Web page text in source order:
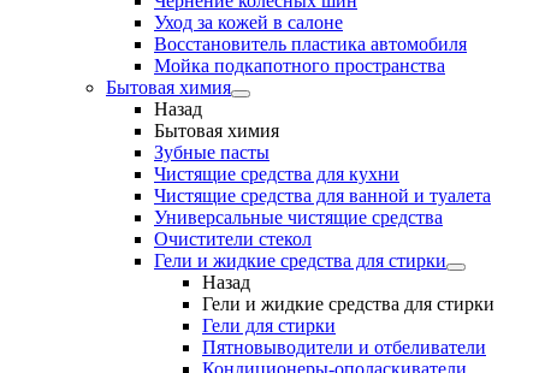
Уход за кожей в салоне
Восстановитель пластика автомобиля
Мойка подкапотного пространства
Бытовая химия
Назад
Бытовая химия
Зубные пасты
Чистящие средства для кухни
Чистящие средства для ванной и туалета
Универсальные чистящие средства
Очистители стекол
Гели и жидкие средства для стирки
Назад
Гели и жидкие средства для стирки
Гели для стирки
Пятновыводители и отбеливатели
Кондиционеры-ополаскиватели